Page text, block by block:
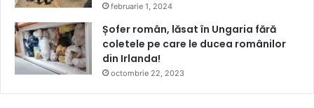
februarie 1, 2024
Șofer român, lăsat în Ungaria fără
coletele pe care le ducea românilor
din Irlanda!
octombrie 22, 2023